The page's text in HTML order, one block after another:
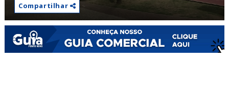
Compartilhar